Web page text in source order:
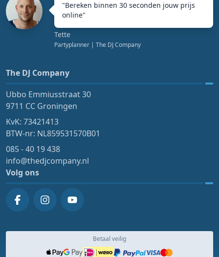
"Bereken binnen 30 seconden jouw prijs
online"
Tette
Partyplanner | The DJ Company
The DJ Company
Ubbo Emmiusstraat 30
9711 CC Groningen
KvK: 73421413
BTW-nr: NL859531570B01
085 - 40 19 438
info@thedjcompany.nl
Volg ons
Betaal veilig